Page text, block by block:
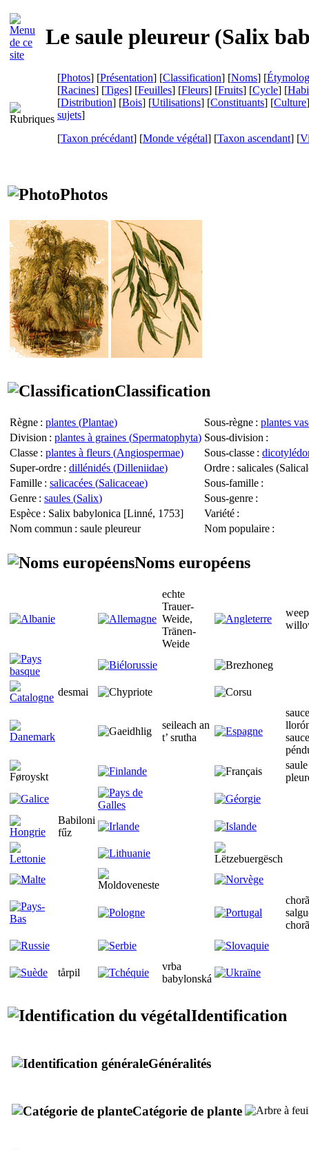
Le saule pleureur (Salix
[Photos] [Présentation] [Classification] [Noms] [
[Racines] [Tiges] [Feuilles] [Fleurs] [Fruits] [Cycle] [
[Distribution] [Bois] [Utilisations] [Constituants] [Culture
sujets]
[Taxon précédant] [Monde végétal] [Taxon ascendant] [
Photos
Classification
Règne : plantes (Plantae) Sous-règne : plantes
Division : plantes à graines (Spermatophyta) Sous-division :
Classe : plantes à fleurs (Angiospermae) Sous-classe :
Super-ordre : dillénidés (Dilleniidae) Ordre : salicales (
Famille : salicacées (Salicaceae) Sous-famille :
Genre : saules (Salix) Sous-genre :
Espèce : Salix babylonica [Linné, 1753] Variété :
Nom commun : saule pleureur Nom populaire :
Noms européens
echte
Trauer-
Weide,
Tränen-
Weide
desmai
seileach an
t’ srutha
sauce
sauce
saule
Babiloni
fűz
tårpil
vrba
babylonská
Identification
Généralités
Catégorie de plante